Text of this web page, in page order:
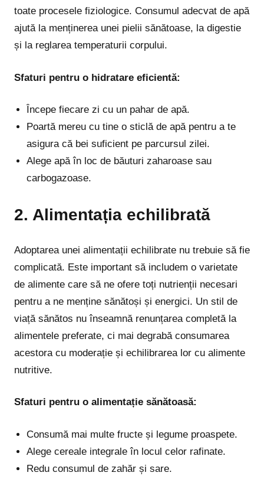
toate procesele fiziologice. Consumul adecvat de apă
ajută la menținerea unei pielii sănătoase, la digestie
și la reglarea temperaturii corpului.
Sfaturi pentru o hidratare eficientă:
Începe fiecare zi cu un pahar de apă.
Poartă mereu cu tine o sticlă de apă pentru a te
asigura că bei suficient pe parcursul zilei.
Alege apă în loc de băuturi zaharoase sau
carbogazoase.
2. Alimentația echilibrată
Adoptarea unei alimentații echilibrate nu trebuie să fie
complicată. Este important să includem o varietate
de alimente care să ne ofere toți nutrienții necesari
pentru a ne menține sănătoși și energici. Un stil de
viață sănătos nu înseamnă renunțarea completă la
alimentele preferate, ci mai degrabă consumarea
acestora cu moderație și echilibrarea lor cu alimente
nutritive.
Sfaturi pentru o alimentație sănătoasă:
Consumă mai multe fructe și legume proaspete.
Alege cereale integrale în locul celor rafinate.
Redu consumul de zahăr și sare.